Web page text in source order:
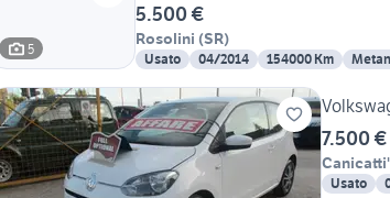
5
5.500 €
Rosolini (SR)
Usato 04/2014 154000 Km
7.500 €
Canicatti'
Usato